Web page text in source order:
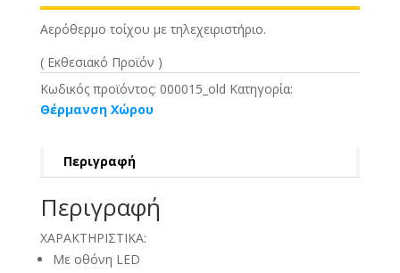
Αερόθερμο τοίχου με τηλεχειριστήριο.
( Εκθεσιακό Προϊόν )
Κωδικός προϊόντος: 000015_old Κατηγορία:
Θέρμανση Χώρου
Περιγραφή
Περιγραφή
ΧΑΡΑΚΤΗΡΙΣΤΙΚΑ:
Με οθόνη LED